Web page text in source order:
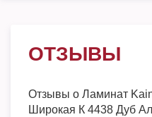
ОТЗЫВЫ
Отзывы о Ламинат
Широкая К 4438 Дуб